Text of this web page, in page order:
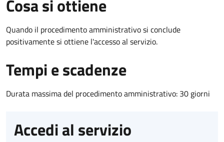
Cosa si ottiene
Quando il procedimento amministrativo si conclude
positivamente si ottiene l'accesso al servizio.
Tempi e scadenze
Durata massima del procedimento amministrativo: 30 giorni
Accedi al servizio